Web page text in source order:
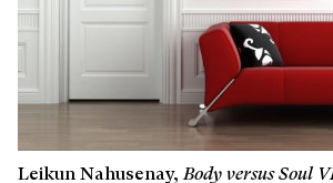
Leikun Nahusenay,Body versus Soul